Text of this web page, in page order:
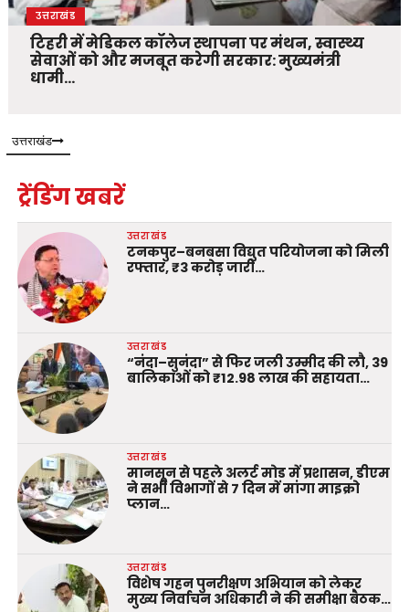
उत्तराखंड
टिहरी में मेडिकल कॉलेज स्थापना पर मंथन, स्वास्थ्य
सेवाओं को और मजबूत करेगी सरकार: मुख्यमंत्री
धामी…
उत्तराखंड
ट्रेंडिंग खबरें
उत्तराखंड
टनकपुर–बनबसा विद्युत परियोजना को मिली
रफ्तार, ₹3 करोड़ जारी…
उत्तराखंड
“नंदा–सुनंदा” से फिर जली उम्मीद की लौ, 39
बालिकाओं को ₹12.98 लाख की सहायता…
उत्तराखंड
मानसून से पहले अलर्ट मोड में प्रशासन, डीएम
ने सभी विभागों से 7 दिन में मांगा माइक्रो
प्लान…
उत्तराखंड
विशेष गहन पुनरीक्षण अभियान को लेकर
मुख्य निर्वाचन अधिकारी ने की समीक्षा बैठक…